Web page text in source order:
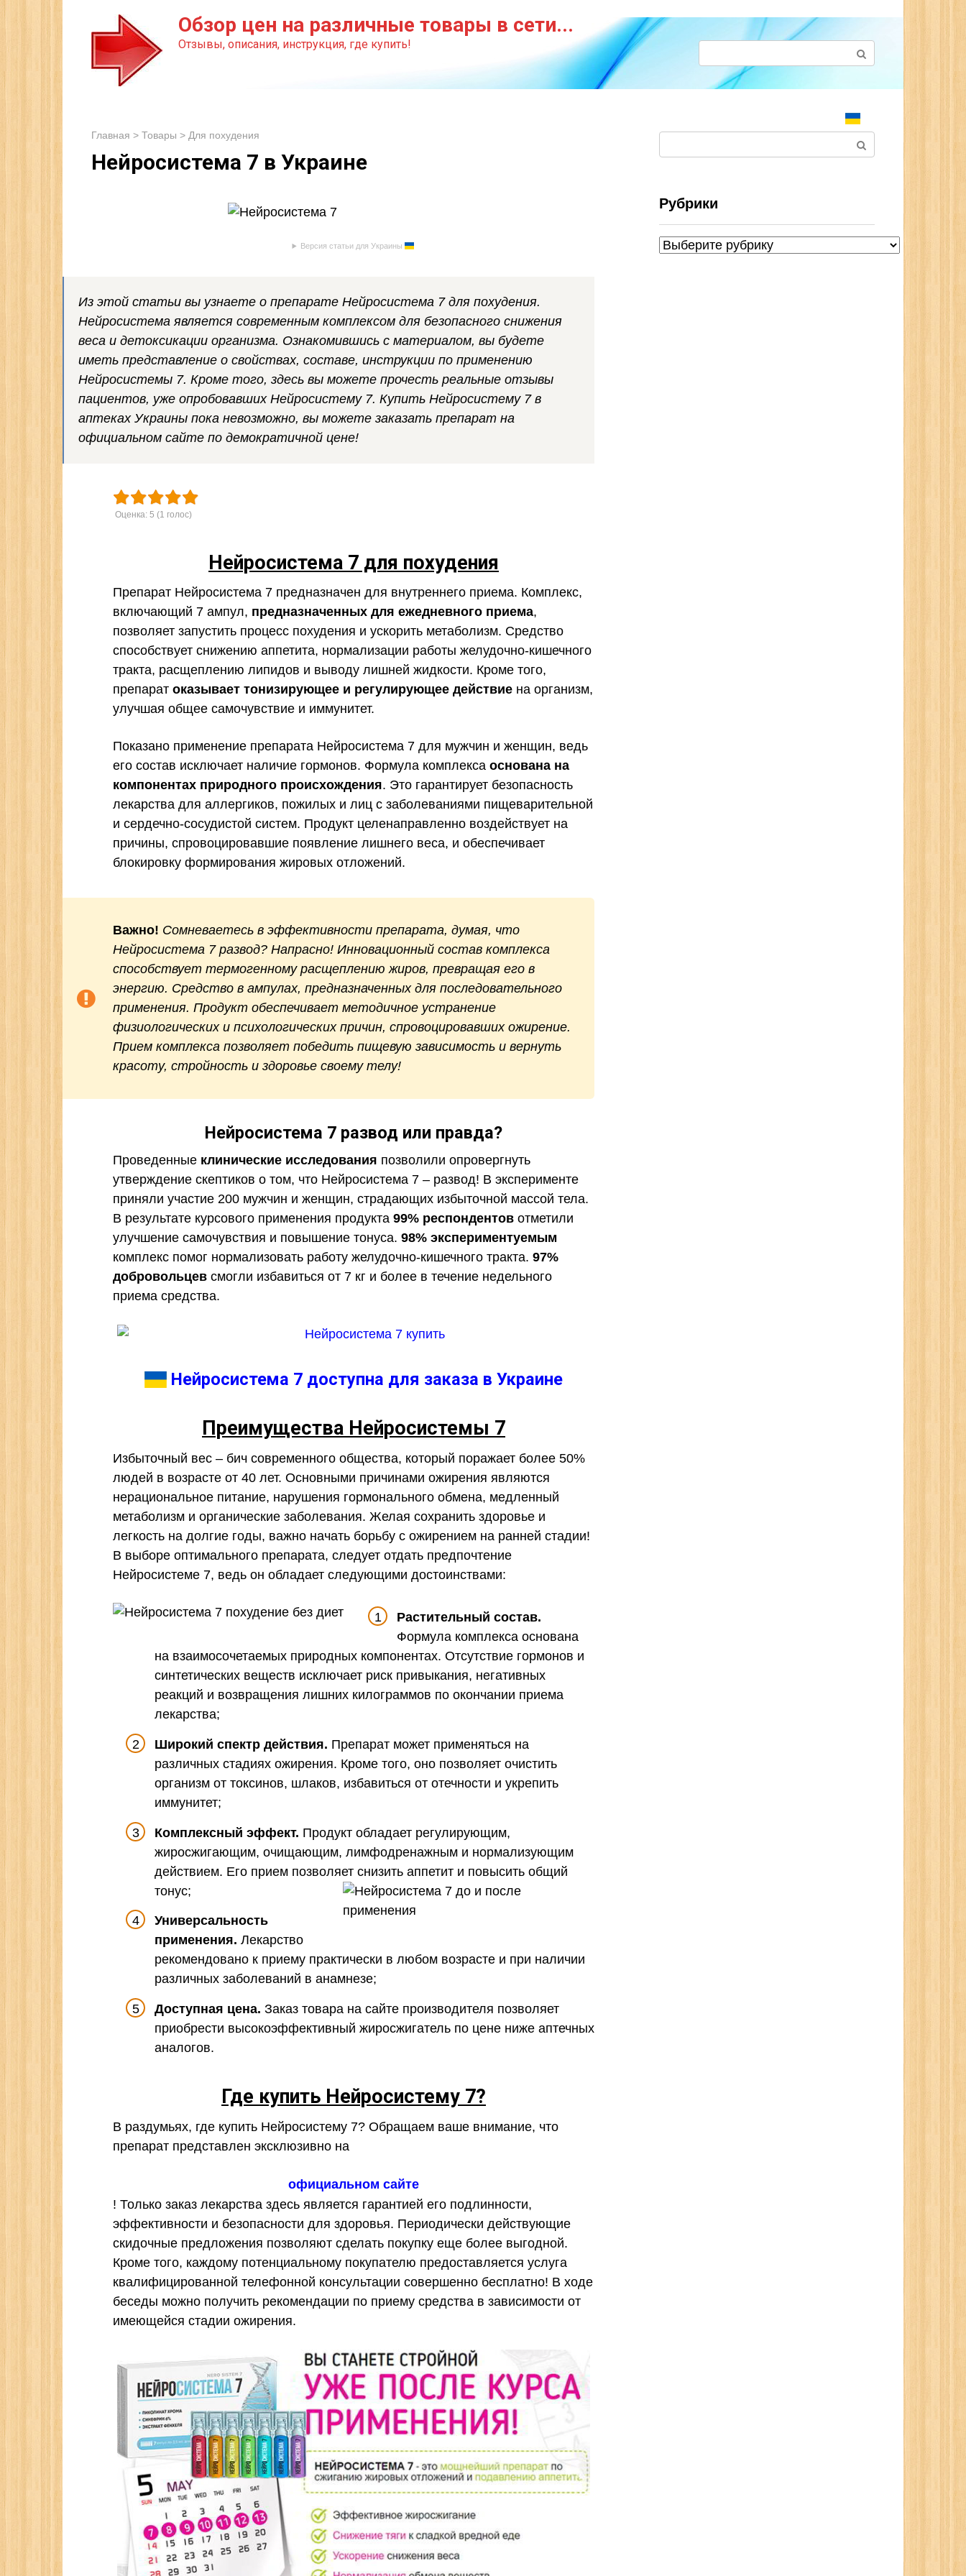
Обзор цен на различные товары в сети...
Отзывы, описания, инструкция, где купить!
Главная > Товары > Для похудения
Нейросистема 7 в Украине
Версия статьи для Украины
Из этой статьи вы узнаете о препарате Нейросистема 7 для похудения.
Нейросистема является современным комплексом для безопасного снижения
веса и детоксикации организма. Ознакомившись с материалом, вы будете
иметь представление о свойствах, составе, инструкции по применению
Нейросистемы 7. Кроме того, здесь вы можете прочесть реальные отзывы
пациентов, уже опробовавших Нейросистему 7. Купить Нейросистему 7 в
аптеках Украины пока невозможно, вы можете заказать препарат на
официальном сайте по демократичной цене!
Оценка: 5 (1 голос)
Нейросистема 7 для похудения
Препарат Нейросистема 7 предназначен для внутреннего приема. Комплекс,
включающий 7 ампул, предназначенных для ежедневного приема,
позволяет запустить процесс похудения и ускорить метаболизм. Средство
способствует снижению аппетита, нормализации работы желудочно-кишечного
тракта, расщеплению липидов и выводу лишней жидкости. Кроме того,
препарат оказывает тонизирующее и регулирующее действие на организм,
улучшая общее самочувствие и иммунитет.
Показано применение препарата Нейросистема 7 для мужчин и женщин, ведь
его состав исключает наличие гормонов. Формула комплекса основана на
компонентах природного происхождения. Это гарантирует безопасность
лекарства для аллергиков, пожилых и лиц с заболеваниями пищеварительной
и сердечно-сосудистой систем. Продукт целенаправленно воздействует на
причины, спровоцировавшие появление лишнего веса, и обеспечивает
блокировку формирования жировых отложений.
Важно! Сомневаетесь в эффективности препарата, думая, что
Нейросистема 7 развод? Напрасно! Инновационный состав комплекса
способствует термогенному расщеплению жиров, превращая его в
энергию. Средство в ампулах, предназначенных для последовательного
применения. Продукт обеспечивает методичное устранение
физиологических и психологических причин, спровоцировавших ожирение.
Прием комплекса позволяет победить пищевую зависимость и вернуть
красоту, стройность и здоровье своему телу!
Нейросистема 7 развод или правда?
Проведенные клинические исследования позволили опровергнуть
утверждение скептиков о том, что Нейросистема 7 – развод! В эксперименте
приняли участие 200 мужчин и женщин, страдающих избыточной массой тела.
В результате курсового применения продукта 99% респондентов отметили
улучшение самочувствия и повышение тонуса. 98% экспериментуемым
комплекс помог нормализовать работу желудочно-кишечного тракта. 97%
добровольцев смогли избавиться от 7 кг и более в течение недельного
приема средства.
Нейросистема 7 доступна для заказа в Украине
Преимущества Нейросистемы 7
Избыточный вес – бич современного общества, который поражает более 50%
людей в возрасте от 40 лет. Основными причинами ожирения являются
нерациональное питание, нарушения гормонального обмена, медленный
метаболизм и органические заболевания. Желая сохранить здоровье и
легкость на долгие годы, важно начать борьбу с ожирением на ранней стадии!
В выборе оптимального препарата, следует отдать предпочтение
Нейросистеме 7, ведь он обладает следующими достоинствами:
Растительный состав.
Формула комплекса основана
на взаимосочетаемых природных компонентах. Отсутствие гормонов и
синтетических веществ исключает риск привыкания, негативных
реакций и возвращения лишних килограммов по окончании приема
лекарства;
Широкий спектр действия. Препарат может применяться на
различных стадиях ожирения. Кроме того, оно позволяет очистить
организм от токсинов, шлаков, избавиться от отечности и укрепить
иммунитет;
Комплексный эффект. Продукт обладает регулирующим,
жиросжигающим, очищающим, лимфодренажным и нормализующим
действием. Его прием позволяет снизить аппетит и повысить общий
тонус;
Универсальность
применения. Лекарство
рекомендовано к приему практически в любом возрасте и при наличии
различных заболеваний в анамнезе;
Доступная цена. Заказ товара на сайте производителя позволяет
приобрести высокоэффективный жиросжигатель по цене ниже аптечных
аналогов.
Где купить Нейросистему 7?
В раздумьях, где купить Нейросистему 7? Обращаем ваше внимание, что
препарат представлен эксклюзивно на
официальном сайте
! Только заказ лекарства здесь является гарантией его подлинности,
эффективности и безопасности для здоровья. Периодически действующие
скидочные предложения позволяют сделать покупку еще более выгодной.
Кроме того, каждому потенциальному покупателю предоставляется услуга
квалифицированной телефонной консультации совершенно бесплатно! В ходе
беседы можно получить рекомендации по приему средства в зависимости от
имеющейся стадии ожирения.
Рубрики
Рубрики